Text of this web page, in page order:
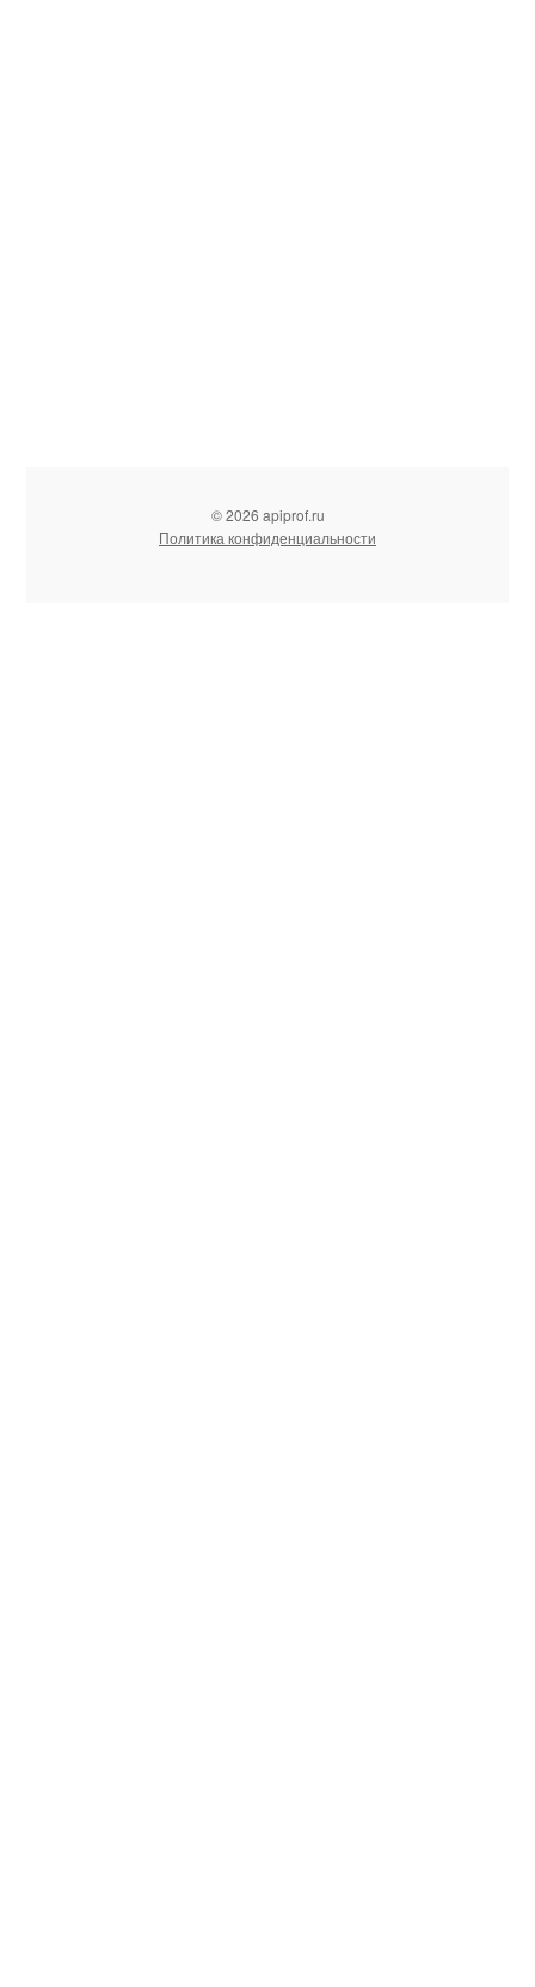
© 2026 apiprof.ru
Политика конфиденциальности